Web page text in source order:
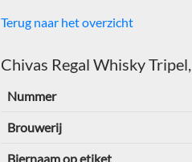
Terug naar het overzicht
Chivas Regal Whisky Tripel,
Nummer
Brouwerij
Biernaam op etiket